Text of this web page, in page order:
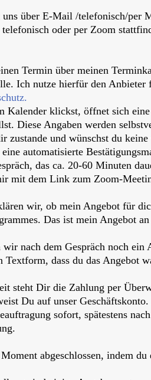
über E-Mail /telefonisch/per
oder per Zoom
Termin über meinen
Ich nutze hierfür den
Kalender klickst, öffnet sich
Diese Angaben werden
zustande und wünschst du
automatisierte
das ca. 20-60 Minuten
mit dem Link zum Zoom-
wir, ob mein Angebot für
Das ist mein Angebot
nach dem Gespräch noch
dass du das Angebot
steht Dir die Zahlung per
Du auf unser
sofort, spätestens
abgeschlossen, indem